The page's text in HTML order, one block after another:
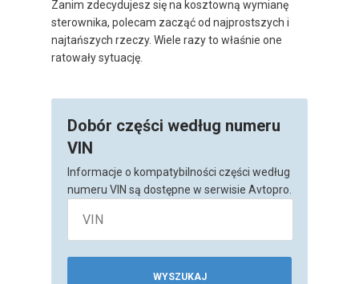
Zanim zdecydujesz się na kosztowną wymianę
sterownika, polecam zacząć od najprostszych i
najtańszych rzeczy. Wiele razy to właśnie one
ratowały sytuację.
Dobór części według numeru
VIN
Informacje o kompatybilności części według
numeru VIN są dostępne w serwisie Avtopro.
WYSZUKAJ